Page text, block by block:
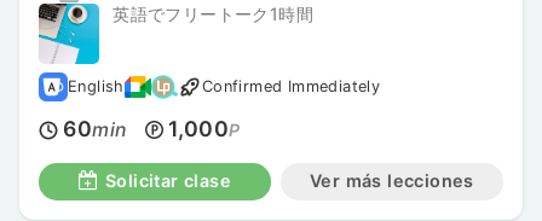
英語でフリートーク1時間
English Confirmed Immediately
60min 1,000P
Solicitar clase Ver más lecciones